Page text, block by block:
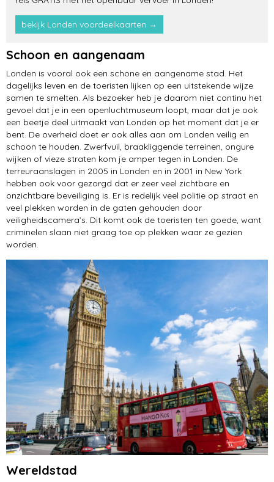
bekijk Londen voordeelkaarten →
Schoon en aangenaam
Londen is vooral ook een schone en aangename stad. Het
dagelijks leven en de toeristen lijken op een uitstekende wijze
samen te smelten. Als bezoeker heb je daarom niet continu het
gevoel dat je in een openluchtmuseum loopt, maar dat je ook
een beetje deel uitmaakt van Londen op het moment dat je er
bent. De overheid doet er ook alles aan om Londen veilig en
schoon te houden. Zwerfvuil, braakliggende terreinen, ongure
wijken of vieze straten kom je amper tegen in Londen. De
terreuraanslagen in 2005 in Londen en in 2001 in New York
hebben ook voor gezorgd dat er zeer veel zichtbare en
onzichtbare beveiliging is. Er is redelijk veel politie op straat en
veel plekken worden in de gaten gehouden door
veiligheidscamera’s. Dit komt ook de toeristen ten goede, want
criminelen slaan niet graag toe op plekken waar ze gezien
worden.
Wereldstad